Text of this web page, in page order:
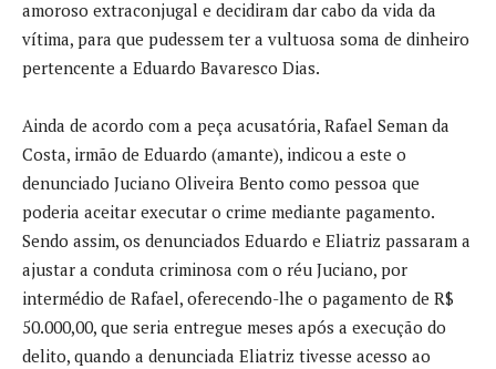
amoroso extraconjugal e decidiram dar cabo da vida da
vítima, para que pudessem ter a vultuosa soma de dinheiro
pertencente a Eduardo Bavaresco Dias.
Ainda de acordo com a peça acusatória, Rafael Seman da
Costa, irmão de Eduardo (amante), indicou a este o
denunciado Juciano Oliveira Bento como pessoa que
poderia aceitar executar o crime mediante pagamento.
Sendo assim, os denunciados Eduardo e Eliatriz passaram a
ajustar a conduta criminosa com o réu Juciano, por
intermédio de Rafael, oferecendo-lhe o pagamento de R$
50.000,00, que seria entregue meses após a execução do
delito, quando a denunciada Eliatriz tivesse acesso ao